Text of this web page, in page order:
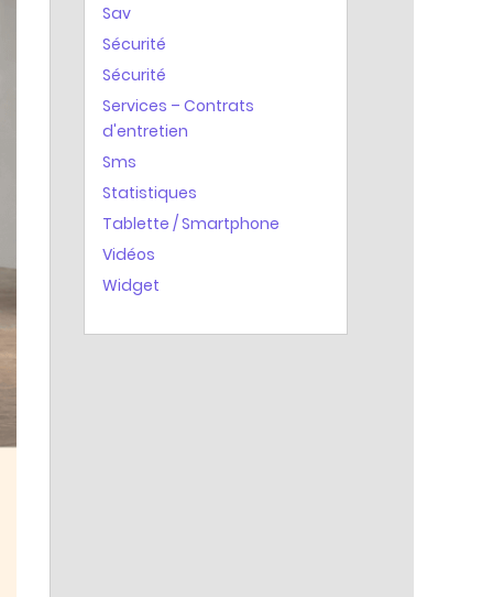
Sav
Sécurité
Sécurité
Services – Contrats
d'entretien
Sms
Statistiques
Tablette / Smartphone
Vidéos
Widget